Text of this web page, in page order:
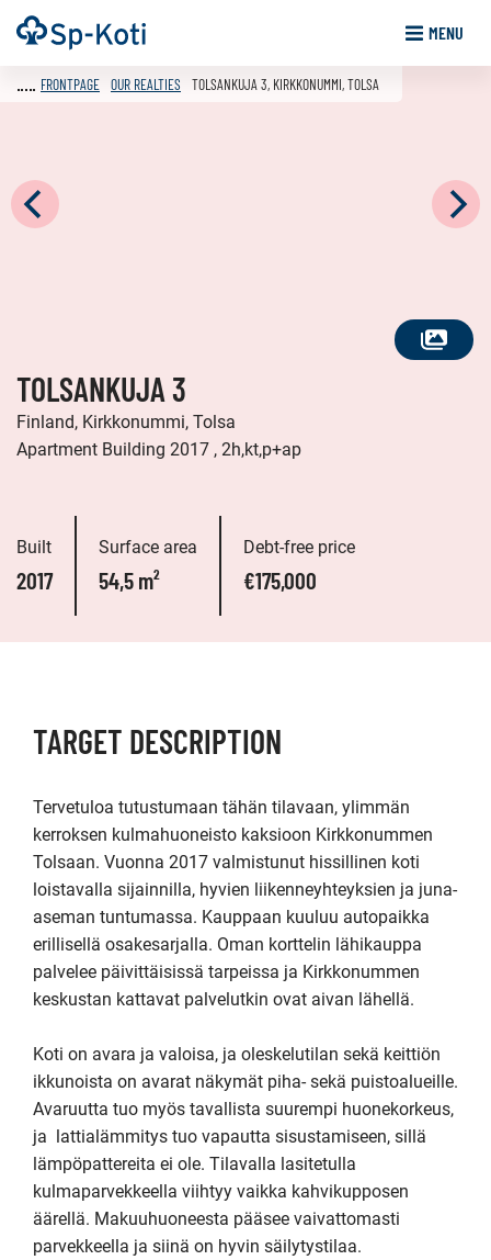
Go
to
Frontpage MENU
SEE
FRONTPAGE OUR REALTIES TOLSANKUJA 3, KIRKKONUMMI, TOLSA
TOLSANKUJA 3
Finland, Kirkkonummi, Tolsa
Apartment Building 2017 , 2h,kt,p+ap
Built
2017
Surface area
54,5 m²
Debt-free price
€175,000
TARGET DESCRIPTION
Tervetuloa tutustumaan tähän tilavaan, ylimmän
kerroksen kulmahuoneisto kaksioon Kirkkonummen
Tolsaan. Vuonna 2017 valmistunut hissillinen koti
loistavalla sijainnilla, hyvien liikenneyhteyksien ja juna-
aseman tuntumassa. Kauppaan kuuluu autopaikka
erillisellä osakesarjalla. Oman korttelin lähikauppa
palvelee päivittäisissä tarpeissa ja Kirkkonummen
keskustan kattavat palvelutkin ovat aivan lähellä.
Koti on avara ja valoisa, ja oleskelutilan sekä keittiön
ikkunoista on avarat näkymät piha- sekä puistoalueille.
Avaruutta tuo myös tavallista suurempi huonekorkeus,
ja  lattialämmitys tuo vapautta sisustamiseen, sillä
lämpöpattereita ei ole. Tilavalla lasitetulla
kulmaparvekkeella viihtyy vaikka kahvikupposen
äärellä. Makuuhuoneesta pääsee vaivattomasti
parvekkeella ja siinä on hyvin säilytystilaa.